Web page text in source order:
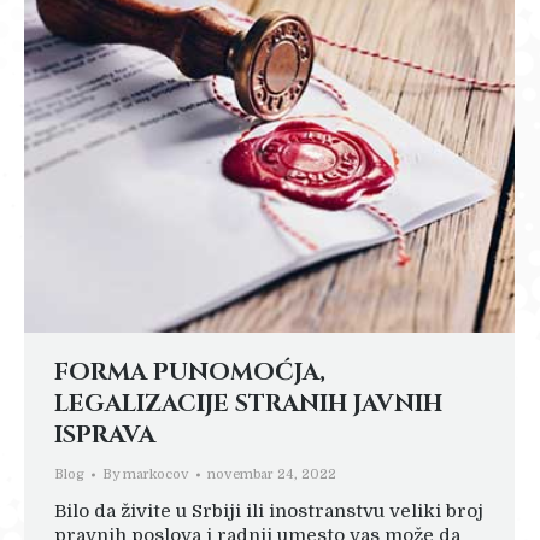
FORMA PUNOMOĆJA,
LEGALIZACIJE STRANIH JAVNIH
ISPRAVA
Blog Bymarkocov novembar 24, 2022
Bilo da živite u Srbiji ili inostranstvu veliki broj
pravnih poslova i radnji umesto vas može da